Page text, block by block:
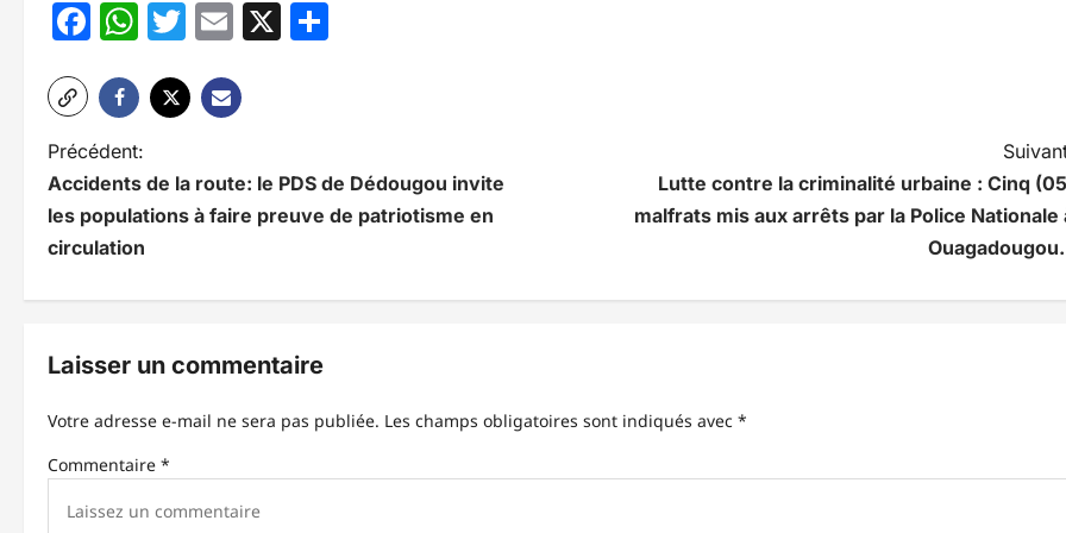
Facebook
WhatsApp
Twitter
Email
X
N
a
v
a
t
i
Précédent:
Accidents de la route: le PDS de Dédougou invite
les populations à faire preuve de patriotisme en
circulation
Lutte contre la criminalité urbaine : Cinq
malfrats mis aux arrêts par la Police Nationale
Ouagadougou.
Laisser un commentaire
Votre adresse e-mail ne sera pas publiée. Les champs obligatoires sont indiqués avec *
Commentaire *